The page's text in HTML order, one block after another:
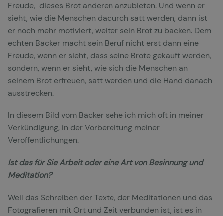
Freude, dieses Brot anderen anzubieten. Und wenn er
sieht, wie die Menschen dadurch satt werden, dann ist
er noch mehr motiviert, weiter sein Brot zu backen. Dem
echten Bäcker macht sein Beruf nicht erst dann eine
Freude, wenn er sieht, dass seine Brote gekauft werden,
sondern, wenn er sieht, wie sich die Menschen an
seinem Brot erfreuen, satt werden und die Hand danach
ausstrecken.
In diesem Bild vom Bäcker sehe ich mich oft in meiner
Verkündigung, in der Vorbereitung meiner
Veröffentlichungen.
Ist das für Sie Arbeit oder eine Art von Besinnung und
Meditation?
Weil das Schreiben der Texte, der Meditationen und das
Fotografieren mit Ort und Zeit verbunden ist, ist es in